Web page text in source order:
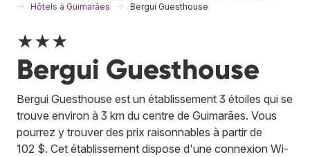
Hôtels à Guimarães
Bergui Guesthouse
★★★
Bergui Guesthouse
Bergui Guesthouse est un établissement 3 étoiles qui se
trouve environ à 3 km du centre de Guimarães. Vous
pourrez y trouver des prix raisonnables à partir de
102 $. Cet établissement dispose d'une connexion Wi-